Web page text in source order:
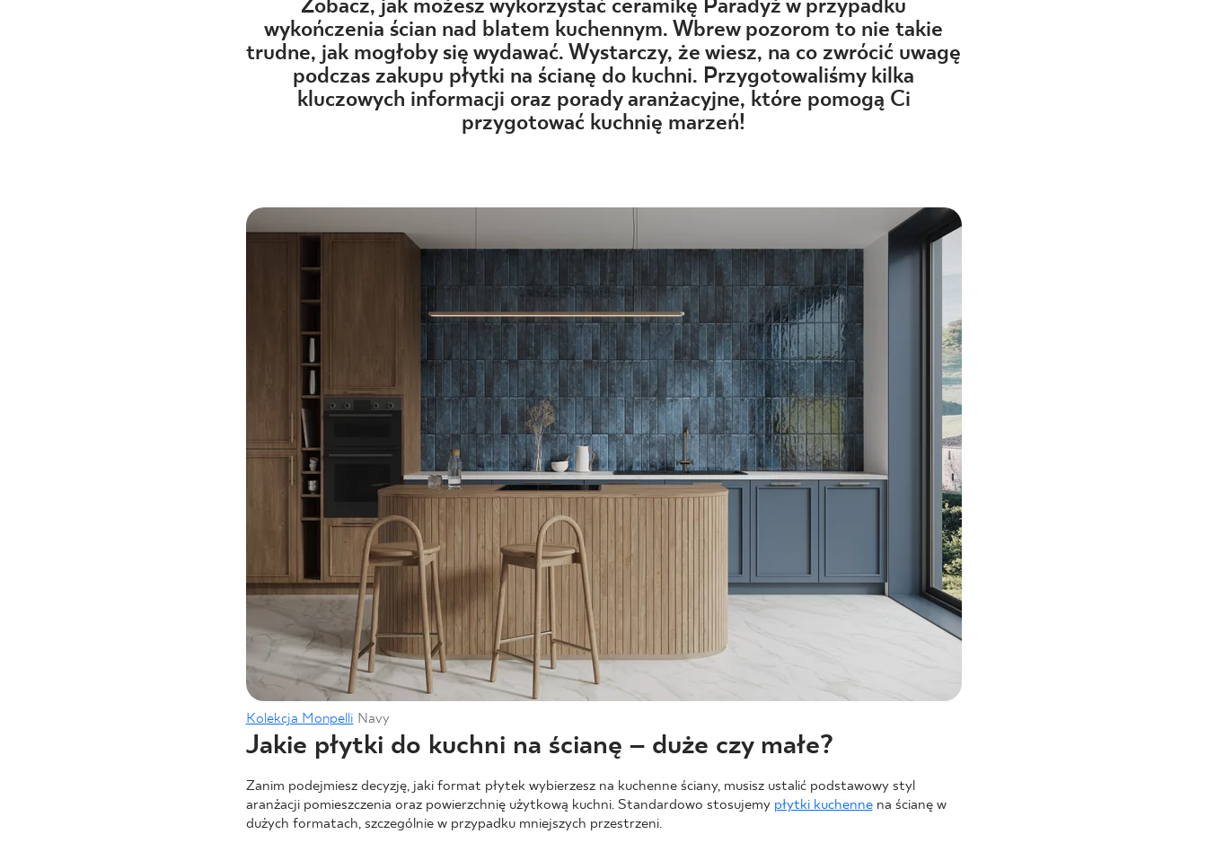
UK
FOLLOW US
Zobacz, jak możesz wykorzystać ceramikę Paradyż w przypadku
wykończenia ścian nad blatem kuchennym. Wbrew pozorom to nie takie
trudne, jak mogłoby się wydawać. Wystarczy, że wiesz, na co zwrócić uwagę
podczas zakupu płytki na ścianę do kuchni. Przygotowaliśmy kilka
kluczowych informacji oraz porady aranżacyjne, które pomogą Ci
przygotować kuchnię marzeń!
Kolekcja Monpelli Navy
Jakie płytki do kuchni na ścianę – duże czy małe?
Zanim podejmiesz decyzję, jaki format płytek wybierzesz na kuchenne ściany, musisz ustalić podstawowy styl
aranżacji pomieszczenia oraz powierzchnię użytkową kuchni. Standardowo stosujemy płytki kuchennena ścianę w
dużych formatach, szczególnie w przypadku mniejszych przestrzeni.